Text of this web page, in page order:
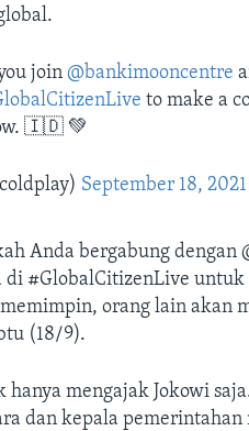
join@bankimooncentre
to make a
🇮🇩 💚
September 18, 2021
Anda bergabung
#GlobalCitizenLive
orang lain akan
(18/9).
hanya mengajak Jokowi
dan kepala pemerintahan